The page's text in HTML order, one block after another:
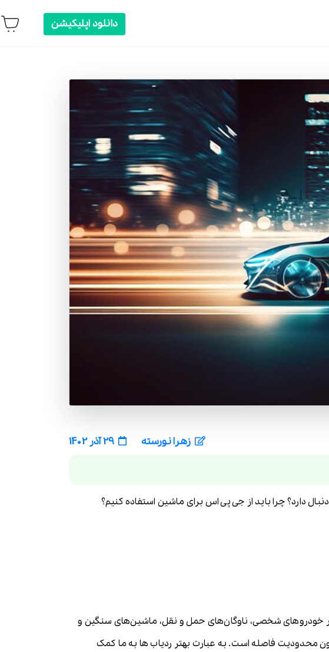
دانلود اپلیکیشن
زهرا نورسته 29 آذر 1402
دارد؟ چرا باید از جی پی اس برای ماشین استفاده کنیم؟
خودروهای شخصی، ناوگان‌های حمل و نقل، ماشین‌های سنگین و
محدودیت فاصله است. به عبارت بهتر ردیاب ها به ما کمک